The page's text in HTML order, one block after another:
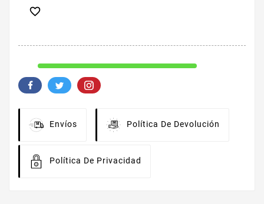

Envíos Política De Devolución
Política De Privacidad